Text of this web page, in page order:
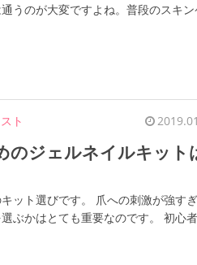
うのが大変ですよね。普段のスキン
ト
のジェルネイルキット
ット選びです。 爪への刺激が強す
ぶかはとても重要なのです。 初心